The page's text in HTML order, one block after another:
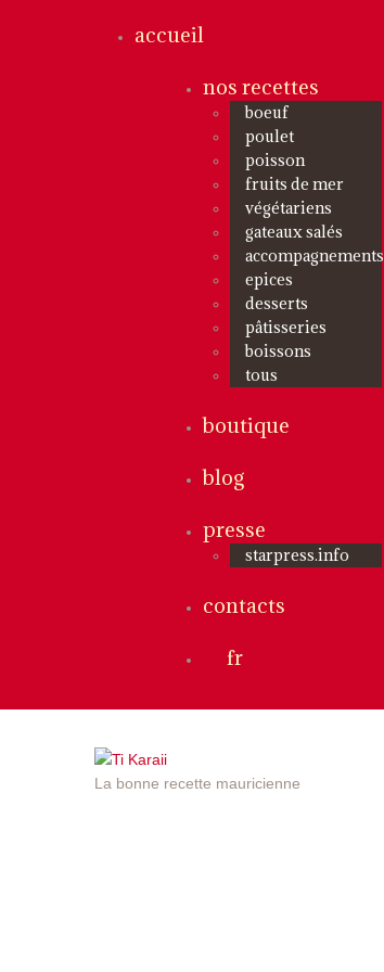
accueil
nos recettes
boeuf
poulet
poisson
fruits de mer
végétariens
gateaux salés
accompagnements
epices
desserts
pâtisseries
boissons
tous
boutique
blog
presse
starpress.info
contacts
fr
La bonne recette mauricienne